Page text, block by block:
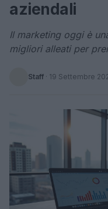
aziendali
Il marketing oggi è
migliori alleati per
Staff · 19 Settembre